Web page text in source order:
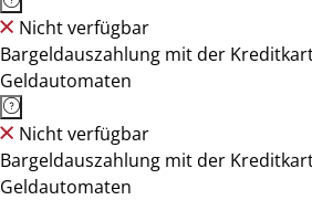
Nicht verfügbar
Bargeldauszahlung mit der
Geldautomaten
Nicht verfügbar
Bargeldauszahlung mit der
Geldautomaten